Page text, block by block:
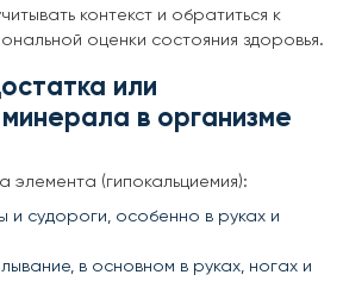
контекст и обратиться к
оценки состояния здоровья.
или
в организме
элемента (гипокальциемия):
и судороги, особенно в руках и
в основном в руках, ногах и